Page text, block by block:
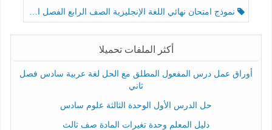
نموذج امتحان نهائي اللغة الإنجليزية الصف الرابع الفصل الثالث
أكثر الملفات تحميلا
أوراق عمل درس المفعول المطلق مع الحل لغة عربية سادس فصل
ثاني
حل الدرس الأول الوحدة الثالثة علوم سادس
دليل المعلم وحدة تغيرات المادة صف ثالث